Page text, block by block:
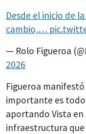
Desde el inicio de
cambio,…
— Rolo Figueroa
2026
Figueroa
importante es
aportando Vista
infraestructura que